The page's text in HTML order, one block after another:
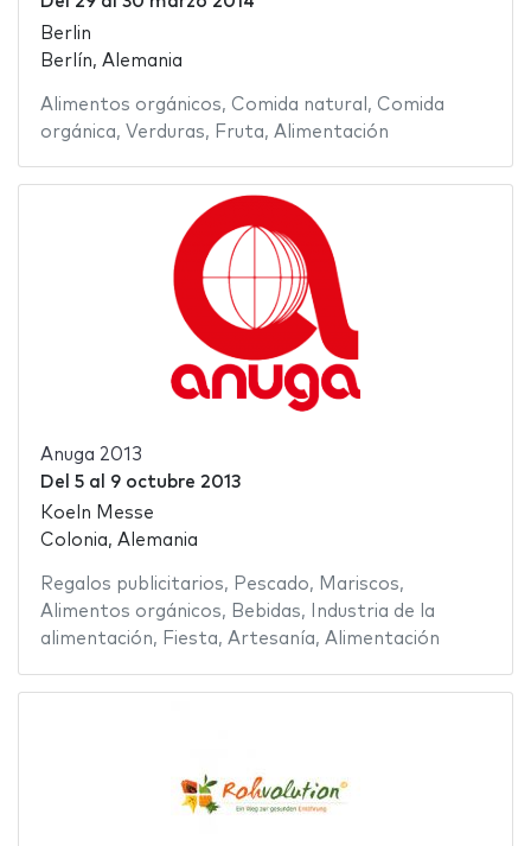
Berlin
Berlín, Alemania
Alimentos orgánicos, Comida natural , Comida
orgánica, Verduras, Fruta, Alimentación
Anuga 2013
Del 5al 9 octubre 2013
Koeln Messe
Colonia, Alemania
Regalos publicitarios, Pescado, Mariscos,
Alimentos orgánicos, Bebidas,
Industria de la
alimentación, Fiesta, Artesanía, Alimentación